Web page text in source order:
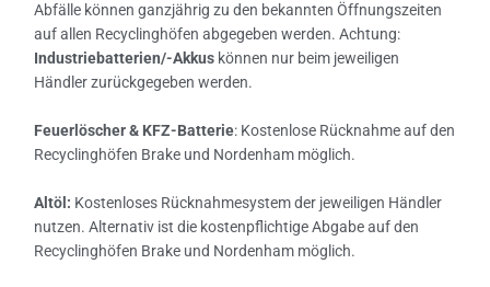
Abfälle können ganzjährig zu den bekannten Öffnungszeiten
auf allen Recyclinghöfen abgegeben werden. Achtung:
Industriebatterien/-Akkus können nur beim jeweiligen
Händler zurückgegeben werden.
Feuerlöscher & KFZ-Batterie: Kostenlose Rücknahme auf den
Recyclinghöfen Brake und Nordenham möglich.
Altöl: Kostenloses Rücknahmesystem der jeweiligen Händler
nutzen. Alternativ ist die kostenpflichtige Abgabe auf den
Recyclinghöfen Brake und Nordenham möglich.